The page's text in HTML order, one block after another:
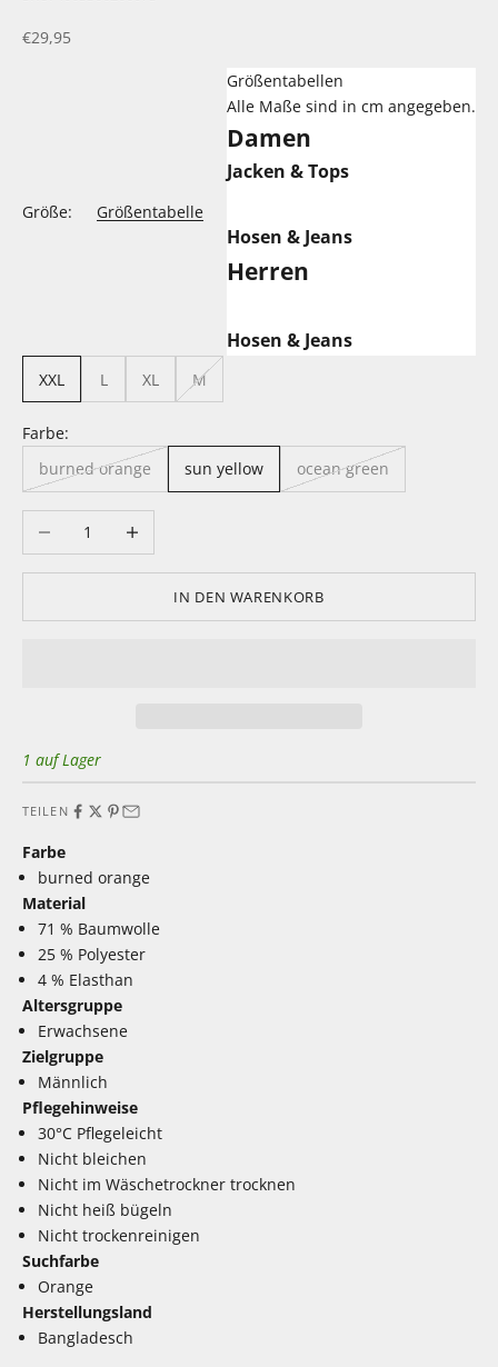
Angebot
€29,95
Größe: Größentabelle
Größentabellen
Alle Maße sind in cm angegeben.
Damen
Jacken & Tops
Hosen & Jeans
Herren
Hosen & Jeans
XXL L XL M
Farbe:
burned orange
sun yellow ocean green
Anzahl verringernAnzahl erhöhen
IN DEN WARENKORB
1 auf Lager
TEILEN
Farbe
burned orange
Material
71 % Baumwolle
25 % Polyester
4 % Elasthan
Altersgruppe
Erwachsene
Zielgruppe
Männlich
Pflegehinweise
30°C Pflegeleicht
Nicht bleichen
Nicht im Wäschetrockner trocknen
Nicht heiß bügeln
Nicht trockenreinigen
Suchfarbe
Orange
Herstellungsland
Bangladesch